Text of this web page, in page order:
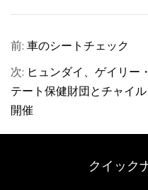
前: 車のシートチェック
次: ヒュンダイ、ゲイリー
テート保健財団とチャイ
開催
クイック